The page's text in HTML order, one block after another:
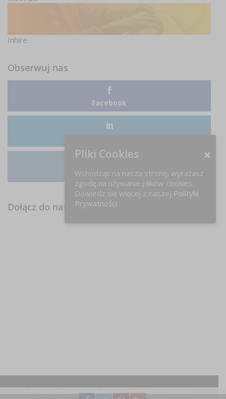
Inhire
Obserwuj nas
Facebook
Instagram
Dołącz do nas na FB!
© HRstandard.pl 2024, All rights reserved. |Polityka
Pliki Cookies
Wchodząc na naszą stronę, wyrażasz
zgodę na używanie plików cookies.
Dowiedz się więcej z naszej Polityki
Prywatności